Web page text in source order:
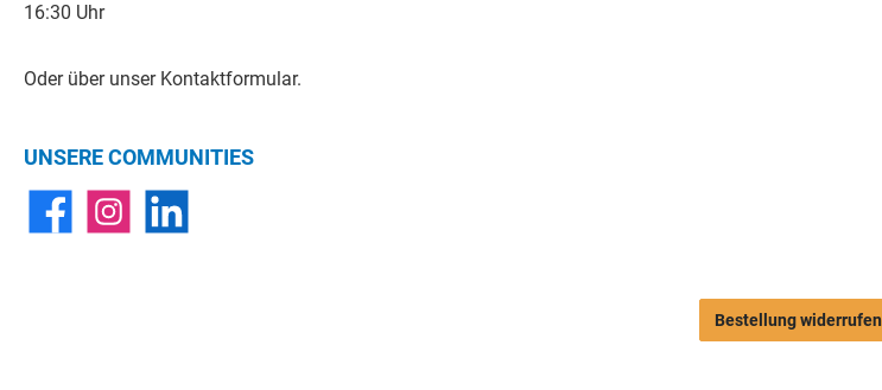
16:30 Uhr
Oder über unser Kontaktformular.
UNSERE COMMUNITIES
Bestellung widerrufen